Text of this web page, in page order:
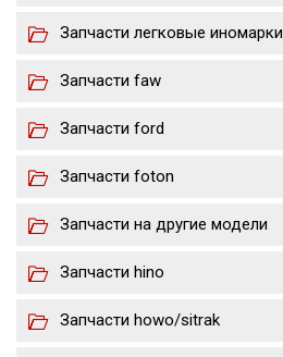
Запчасти легковые иномарки
Запчасти faw
Запчасти ford
Запчасти foton
Запчасти на другие модели
Запчасти hino
Запчасти howo/sitrak